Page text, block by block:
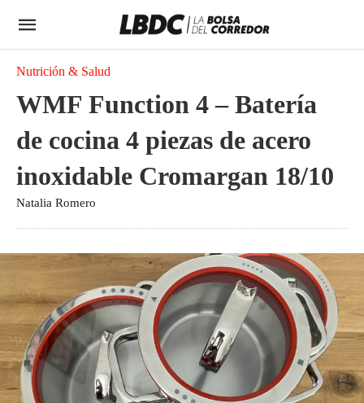
Nutrición & Salud
WMF Function 4 – Batería
de cocina 4 piezas de acero
inoxidable Cromargan 18/10
Natalia Romero